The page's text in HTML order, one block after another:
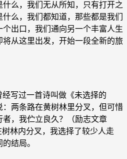
么，我们无从所知，只有打开之
么，我们都知道，那些都是我们
出口，我们通向另一个丰富人生
从这里出发，开始一段全新的旅
写过一首诗叫做《未选择的
两条路在黄树林里分叉，但可惜
，我伫立良久？（励志文章
树林内分叉，我选择了较少人走
结局。